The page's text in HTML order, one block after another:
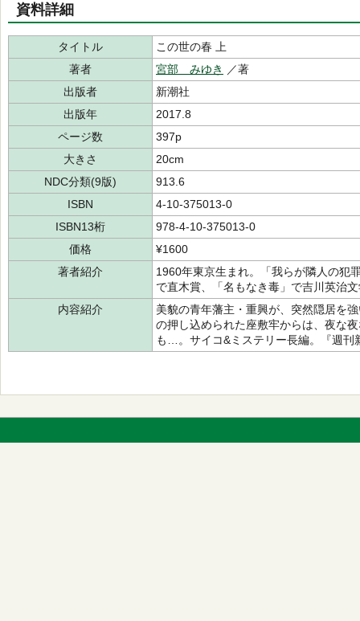
資料詳細
タイトル
この世の春 上
著者
宮部 みゆき
／著
出版者
新潮社
出版年
2017.8
ページ数
397p
大きさ
20cm
NDC分類(9版)
913.6
ISBN
4-10-375013-0
ISBN13桁
978-4-10-375013-0
価格
¥1600
著者紹介
1960年東京生まれ。「我らが隣人の犯
で直木賞、「名もなき毒」で吉川英治
内容紹介
美貌の青年藩主・重興が、突然隠居を
の押し込められた座敷牢からは、夜な
も…。サイコ&ミステリー長編。『週刊